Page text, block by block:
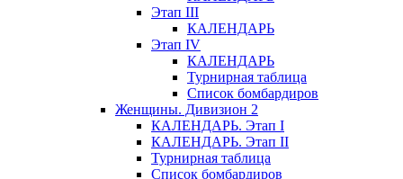
Этап III
КАЛЕНДАРЬ
Этап IV
КАЛЕНДАРЬ
Турнирная таблица
Список бомбардиров
Женщины. Дивизион 2
КАЛЕНДАРЬ. Этап I
КАЛЕНДАРЬ. Этап II
Турнирная таблица
Список бомбардиров